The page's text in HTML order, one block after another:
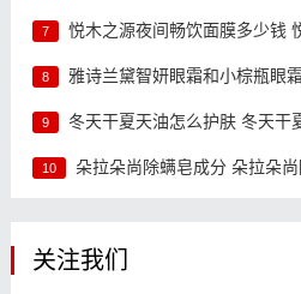
7 悦木之源夜间畅饮面膜多少钱
8 雅诗兰黛智妍眼霜和小棕瓶眼
9 冬天干夏天油怎么护肤 冬天干
10 朵拉朵尚除螨皂成分 朵拉朵
关注我们